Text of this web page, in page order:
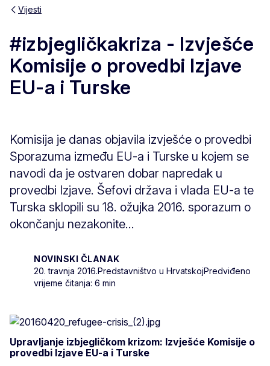
Vijesti
#izbjegličkakriza - Izvješće
Komisije o provedbi Izjave
EU-a i Turske
Komisija je danas objavila izvješće o provedbi
Sporazuma između EU-a i Turske u kojem se
navodi da je ostvaren dobar napredak u
provedbi Izjave. Šefovi država i vlada EU-a te
Turska sklopili su 18. ožujka 2016. sporazum o
okončanju nezakonite...
NOVINSKI ČLANAK
20. travnja 2016.Predstavništvo u HrvatskojPredviđeno
vrijeme čitanja: 6 min
Upravljanje izbjegličkom krizom: Izvješće Komisije o
provedbi Izjave EU-a i Turske